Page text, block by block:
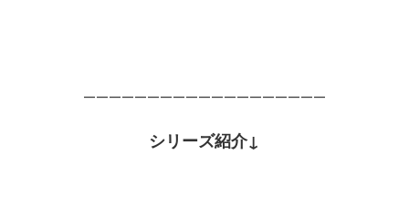
———————————————————
シリーズ紹介↓